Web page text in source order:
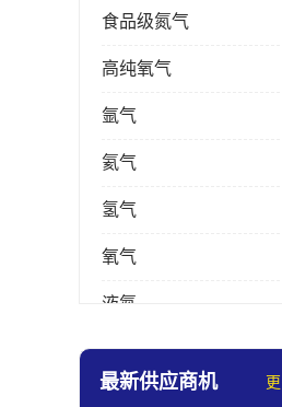
食品级氮气
高纯氧气
氩气
氦气
氢气
氧气
液氮
乙炔
最新供应商机